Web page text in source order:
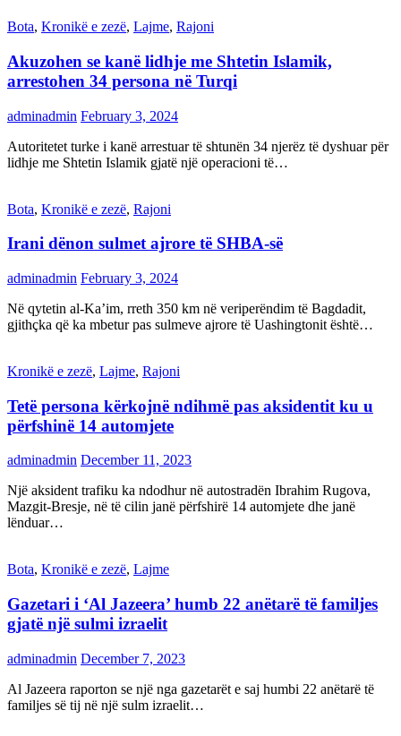
Bota, Kronikë e zezë, Lajme, Rajoni
Akuzohen se kanë lidhje me Shtetin Islamik,
arrestohen 34 persona në Turqi
adminadmin February 3, 2024
Autoritetet turke i kanë arrestuar të shtunën 34 njerëz të dyshuar për
lidhje me Shtetin Islamik gjatë një operacioni të…
Bota, Kronikë e zezë, Rajoni
Irani dënon sulmet ajrore të SHBA-së
adminadmin February 3, 2024
Në qytetin al-Ka’im, rreth 350 km në veriperëndim të Bagdadit,
gjithçka që ka mbetur pas sulmeve ajrore të Uashingtonit është…
Kronikë e zezë, Lajme, Rajoni
Tetë persona kërkojnë ndihmë pas aksidentit ku u
përfshinë 14 automjete
adminadmin December 11, 2023
Një aksident trafiku ka ndodhur në autostradën Ibrahim Rugova,
Mazgit-Bresje, në të cilin janë përfshirë 14 automjete dhe janë
lënduar…
Bota, Kronikë e zezë, Lajme
Gazetari i ‘Al Jazeera’ humb 22 anëtarë të familjes
gjatë një sulmi izraelit
adminadmin December 7, 2023
Al Jazeera raporton se një nga gazetarët e saj humbi 22 anëtarë të
familjes së tij në një sulm izraelit…